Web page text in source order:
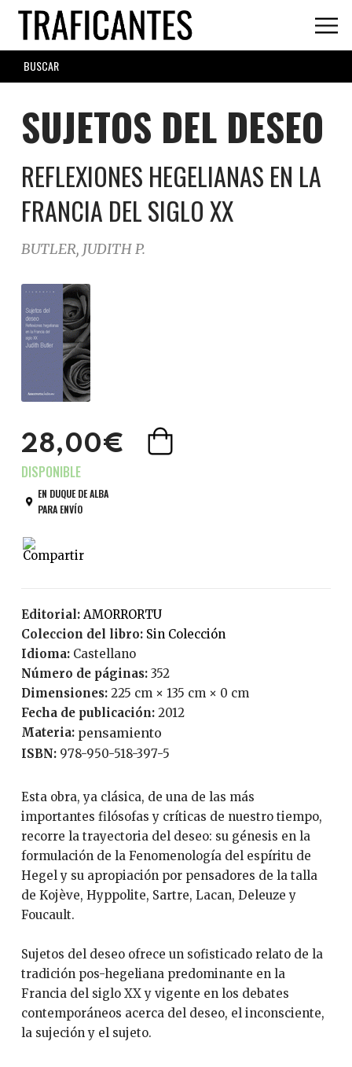
Skip
main
content
SEARCH
FORM
SUJETOS DEL DESEO
REFLEXIONES HEGELIANAS EN LA
FRANCIA DEL SIGLO XX
BUTLER, JUDITH P.
28,00€
EN DUQUE DE ALBA
PARA ENVÍO
Editorial:
AMORRORTU
Coleccion del libro:
Sin Colección
Idioma:
Castellano
Número de páginas: 352
Dimensiones: 225 cm × 135 cm × 0 cm
Fecha de publicación:
2012
Materia: pensamiento
ISBN: 978-950-518-397-5
Esta obra, ya clásica, de una de las más
importantes filósofas y críticas de nuestro tiempo,
recorre la trayectoria del deseo: su génesis en la
formulación de la Fenomenología del espíritu de
Hegel y su apropiación por pensadores de la talla
de Kojève, Hyppolite, Sartre, Lacan, Deleuze y
Foucault.
Sujetos del deseo ofrece un sofisticado relato de la
tradición pos-hegeliana predominante en la
Francia del siglo XX y vigente en los debates
contemporáneos acerca del deseo, el inconsciente,
la sujeción y el sujeto.